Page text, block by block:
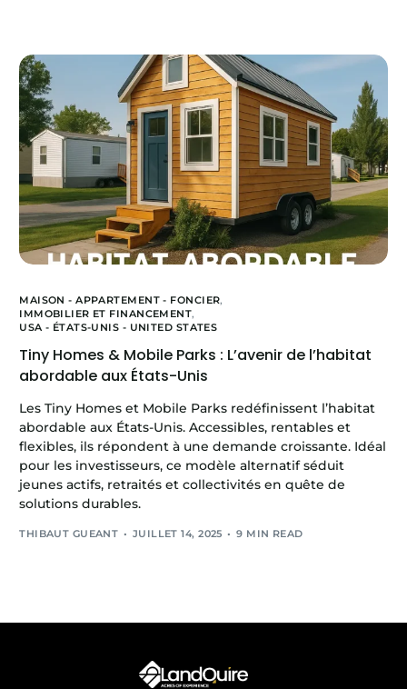
MAISON - APPARTEMENT - FONCIER,
IMMOBILIER ET FINANCEMENT,
USA - ÉTATS-UNIS - UNITED STATES
Tiny Homes & Mobile Parks : L’avenir de l’habitat
abordable aux États-Unis
Les Tiny Homes et Mobile Parks redéfinissent l’habitat
abordable aux États-Unis. Accessibles, rentables et
flexibles, ils répondent à une demande croissante. Idéal
pour les investisseurs, ce modèle alternatif séduit
jeunes actifs, retraités et collectivités en quête de
solutions durables.
THIBAUT GUEANT JUILLET 14, 2025 9 MIN READ